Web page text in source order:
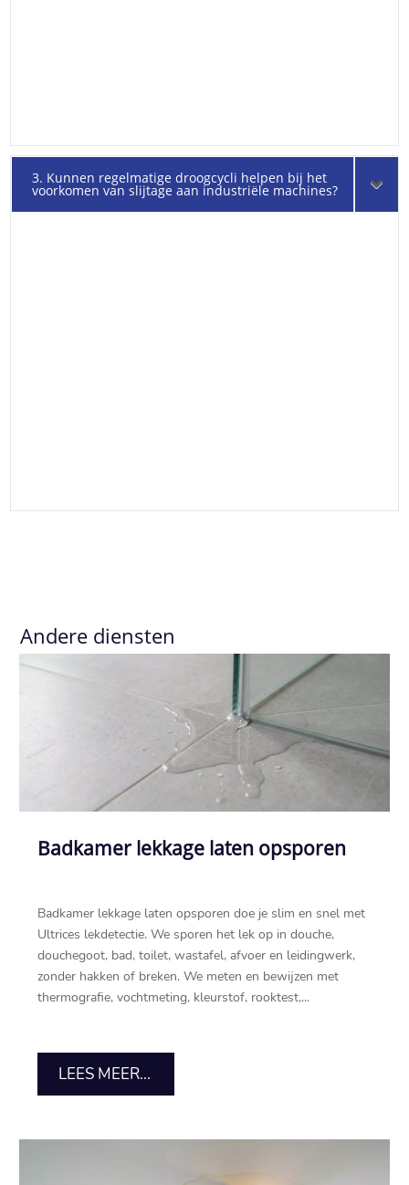
3. Kunnen regelmatige droogcycli helpen bij het
voorkomen van slijtage aan industriële machines?
Andere diensten
Badkamer lekkage laten opsporen
Badkamer lekkage laten opsporen doe je slim en snel met
Ultrices lekdetectie.​ We sporen het lek op in douche,
douchegoot, bad, toilet, wastafel, afvoer en leidingwerk,
zonder hakken of breken.​ We meten en bewijzen met
thermografie, vochtmeting, kleurstof, rooktest,...
LEES MEER...